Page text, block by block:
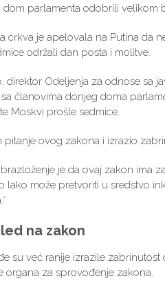
dom parlamenta odobrili velikom
crkva je apelovala na Putina da
održali dan posta i molitve.
direktor Odeljenja za odnose sa
članovima donjeg doma
Moskvi prošle sedmice.
pitanje ovog zakona i izrazio
je da ovaj zakon ima
lako može pretvoriti u sredstvo
na zakon
su već ranije izrazile
organa za sprovođenje zakona.